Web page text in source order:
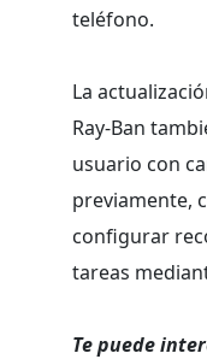
teléfono.
La
Ray-Ban
usuario con
previamente,
configurar
tareas
Te puede